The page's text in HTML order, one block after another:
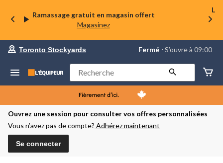
Ramassage gratuit en magasin offert
Magasinez
La
préféré
Toronto
Stockyards,
courament
Fermé,
S’ouvre
à
Toronto Stockyards Fermé ⋅ S’ouvre à 09:00
Rechercher
Ouvrez une session pour consulter vos offres personnalisées
Vous n’avez pas de compte? Adhérez maintenant
Se connecter